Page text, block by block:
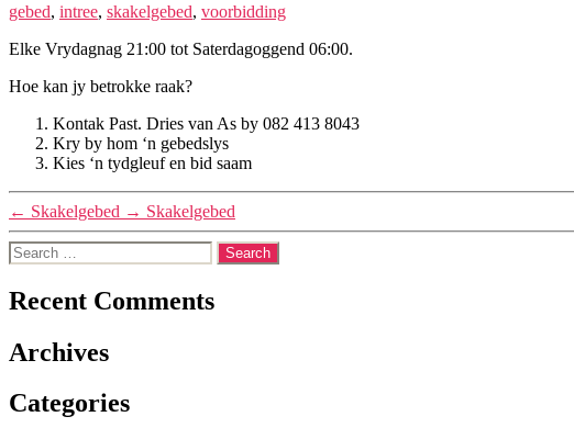
gebed, intree, skakelgebed, voorbidding
Elke Vrydagnag 21:00 tot Saterdagoggend 06:00.
Hoe kan jy betrokke raak?
Kontak Past. Dries van As by 082 413 8043
Kry by hom ‘n gebedslys
Kies ‘n tydgleuf en bid saam
← Skakelgebed → Skakelgebed
Search
for:
Recent Comments
Archives
Categories